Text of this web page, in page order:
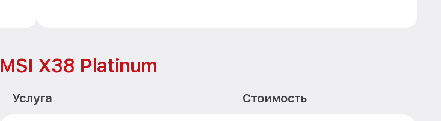
MSI X38 Platinum
Услуга Стоимость